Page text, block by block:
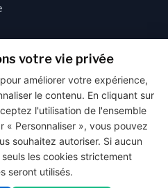
votre vie privée
améliorer votre expérience,
le contenu. En cliquant sur
l'utilisation de l'ensemble
« Personnaliser », vous pouvez
souhaitez autoriser. Si aucun
les cookies strictement
seront utilisés.